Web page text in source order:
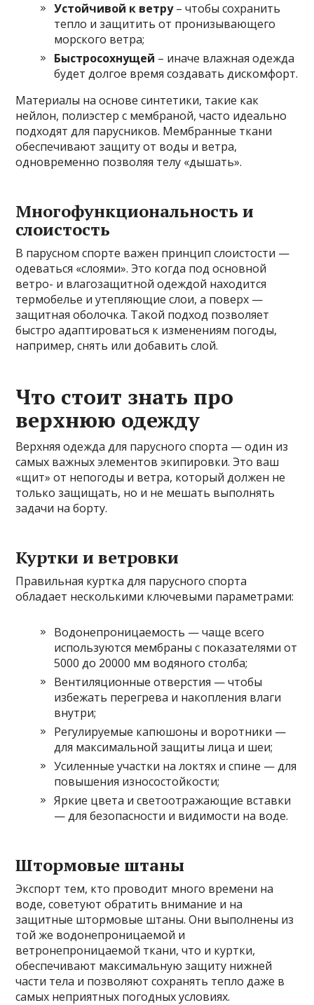
Устойчивой к ветру– чтобы сохранить
тепло и защитить от пронизывающего
морского ветра;
Быстросохнущей – иначе влажная одежда
будет долгое время создавать дискомфорт.
Материалы на основе синтетики, такие как
нейлон, полиэстер с мембраной, часто идеально
подходят для парусников. Мембранные ткани
обеспечивают защиту от воды и ветра,
одновременно позволяя телу «дышать».
Многофункциональность и
слоистость
В парусном спорте важен принцип слоистости —
одеваться «слоями». Это когда под основной
ветро- и влагозащитной одеждой находится
термобелье и утепляющие слои, а поверх —
защитная оболочка. Такой подход позволяет
быстро адаптироваться к изменениям погоды,
например, снять или добавить слой.
Что стоит знать про
верхнюю одежду
Верхняя одежда для парусного спорта — один из
самых важных элементов экипировки. Это ваш
«щит» от непогоды и ветра, который должен не
только защищать, но и не мешать выполнять
задачи на борту.
Куртки и ветровки
Правильная куртка для парусного спорта
обладает несколькими ключевыми параметрами:
Водонепроницаемость — чаще всего
используются мембраны с показателями от
5000 до 20000 мм водяного столба;
Вентиляционные отверстия — чтобы
избежать перегрева и накопления влаги
внутри;
Регулируемые капюшоны и воротники —
для максимальной защиты лица и шеи;
Усиленные участки на локтях и спине — для
повышения износостойкости;
Яркие цвета и светоотражающие вставки
— для безопасности и видимости на воде.
Штормовые штаны
Экспорт тем, кто проводит много времени на
воде, советуют обратить внимание и на
защитные штормовые штаны. Они выполнены из
той же водонепроницаемой и
ветронепроницаемой ткани, что и куртки,
обеспечивают максимальную защиту нижней
части тела и позволяют сохранять тепло даже в
самых неприятных погодных условиях.